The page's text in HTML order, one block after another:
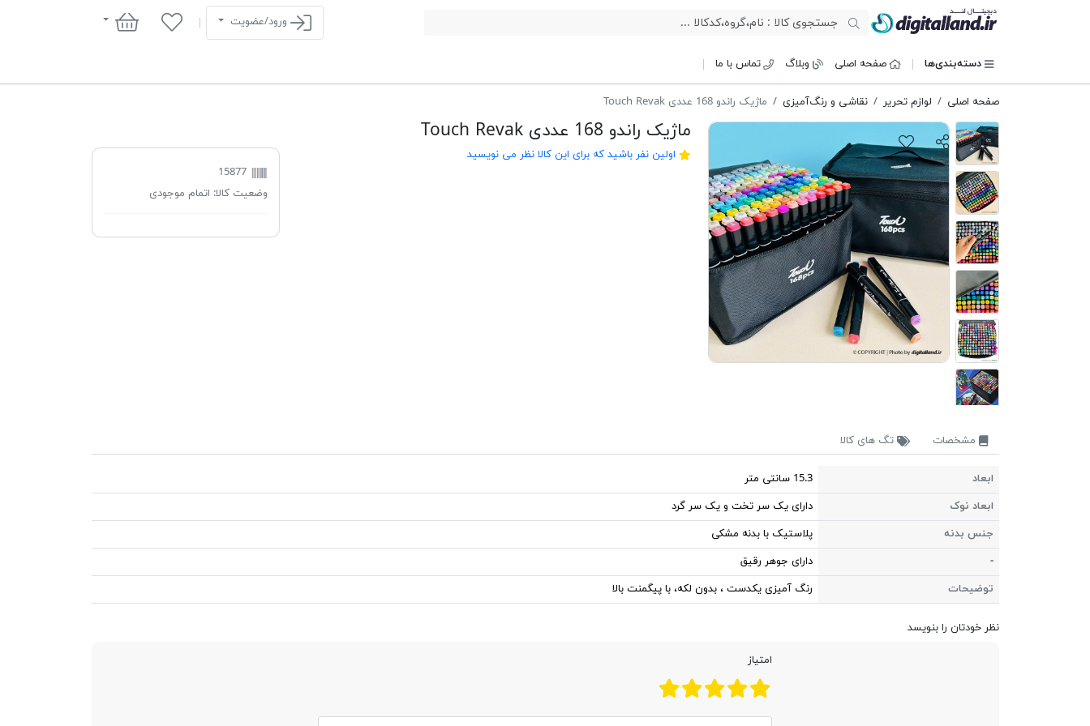
ورود/عضویت سبد خرید
دسته‌بندی‌ها صفحه اصلی وبلاگ تماس با ما
صفحه اصلی لوازم تحریر نقاشی و رنگ‌آمیزی ماژیک راندو 168 عددی Touch Revak
ماژیک راندو 168 عددی Touch Revak
اولین نفر باشید که برای این کالا نظر می نویسید
15877
وضعیت کالا: اتمام موجودی
مشخصات تگ های کالا
ابعاد
15.3 سانتی متر
ابعاد نوک
دارای یک سر تخت و یک سر گرد
جنس بدنه
پلاستیک با بدنه مشکی
-
دارای جوهر رقیق
توضیحات
رنگ آمیزی یکدست ، بدون لکه، با پیگمنت بالا
نظر خودتان را بنویسد
امتیاز